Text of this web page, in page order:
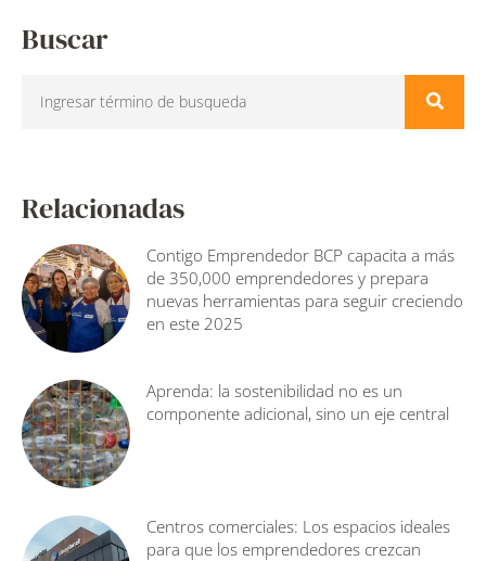
Buscar
Relacionadas
Contigo Emprendedor BCP capacita a más
de 350,000 emprendedores y prepara
nuevas herramientas para seguir creciendo
en este 2025
Aprenda: la sostenibilidad no es un
componente adicional, sino un eje central
Centros comerciales: Los espacios ideales
para que los emprendedores crezcan